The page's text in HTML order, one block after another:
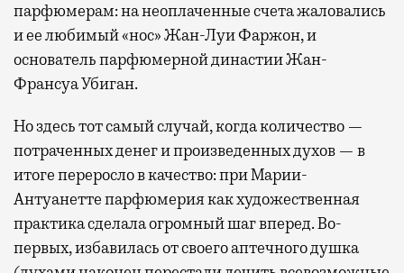
парфюмерам: на неоплаченные счета жаловались
и ее любимый «нос» Жан-Луи Фаржон, и
основатель парфюмерной династии Жан-
Франсуа Убиган.
Но здесь тот самый случай, когда количество —
потраченных денег и произведенных духов — в
итоге переросло в качество: при Марии-
Антуанетте парфюмерия как художественная
практика сделала огромный шаг вперед. Во-
первых, избавилась от своего аптечного душка